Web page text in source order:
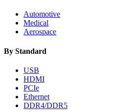
Automotive
Medical
Aerospace
By Standard
USB
HDMI
PCIe
Ethernet
DDR4/DDR5